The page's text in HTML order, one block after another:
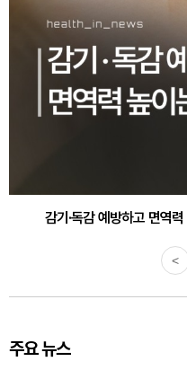
바쁜 아침, 공복에 먹
감기·독감 예방하고 면역
<
주요 뉴스